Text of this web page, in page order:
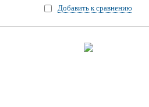
Добавить к сравнению